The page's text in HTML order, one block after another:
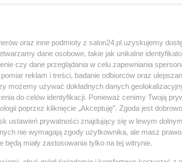
oraz inne podmioty z salon24.pl uzyskujemy
dane osobowe, takie jak unikalne
czy dane przeglądania w celu zapewniania
reklam i treści, badanie odbiorców oraz
możemy używać dokładnych danych
do celów identyfikacji. Ponieważ cenimy Twoją
poprzez kliknięcie „Akceptuję”. Zgoda jest
ustawień prywatności znajdujący się w lewym
nie wymagają zgody użytkownika, ale masz
będą miały zastosowania tylko na tej witrynie.